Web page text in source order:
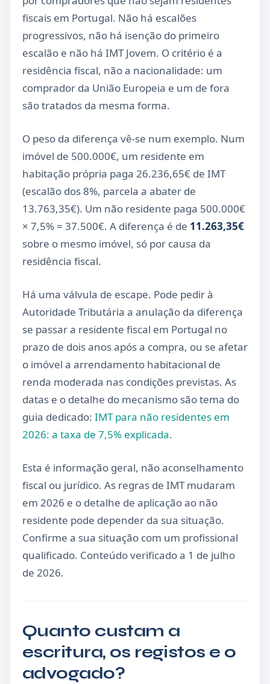
fiscais em Portugal. Não há escalões
progressivos, não há isenção do primeiro
escalão e não há IMT Jovem. O critério é a
residência fiscal, não a nacionalidade: um
comprador da União Europeia e um de fora
são tratados da mesma forma.
O peso da diferença vê-se num exemplo. Num
imóvel de 500.000€, um residente em
habitação própria paga 26.236,65€ de IMT
(escalão dos 8%, parcela a abater de
13.763,35€). Um não residente paga 500.000€
× 7,5% = 37.500€. A diferença é de 11.263,35€
sobre o mesmo imóvel, só por causa da
residência fiscal.
Há uma válvula de escape. Pode pedir à
Autoridade Tributária a anulação da diferença
se passar a residente fiscal em Portugal no
prazo de dois anos após a compra, ou se afetar
o imóvel a arrendamento habitacional de
renda moderada nas condições previstas. As
datas e o detalhe do mecanismo são tema do
guia dedicado: IMT para não residentes em
2026: a taxa de 7,5% explicada.
Esta é informação geral, não aconselhamento
fiscal ou jurídico. As regras de IMT mudaram
em 2026 e o detalhe de aplicação ao não
residente pode depender da sua situação.
Confirme a sua situação com um profissional
qualificado. Conteúdo verificado a 1 de julho
de 2026.
Quanto custam a
escritura, os registos e o
advogado?